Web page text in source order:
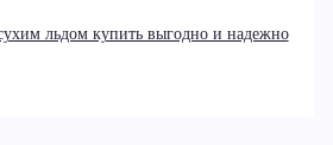
льдом купить выгодно и надежно